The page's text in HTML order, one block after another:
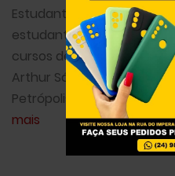
Estudantil (FIES) 2024. É
estudantes obtenham
cursos de nível superior
Arthur Sá Earp Neto e da
Petrópolis (UNIFASE/
mais